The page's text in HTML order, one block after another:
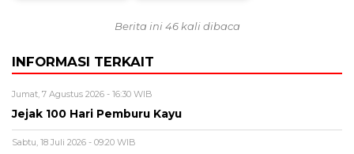
Berita ini 46 kali dibaca
INFORMASI TERKAIT
Jumat, 7 Agustus 2026 - 16:30 WIB
Jejak 100 Hari Pemburu Kayu
Sabtu, 18 Juli 2026 - 09:20 WIB